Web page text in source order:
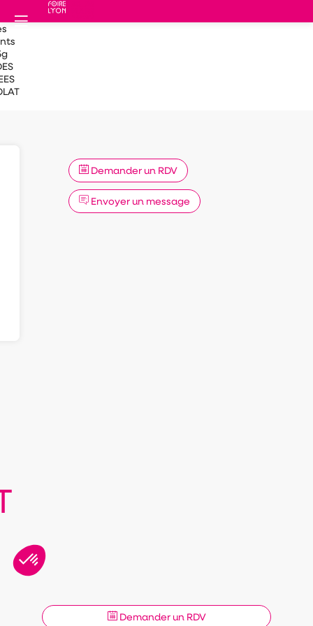
Demander un RDV
Envoyer un message
Demander un RDV